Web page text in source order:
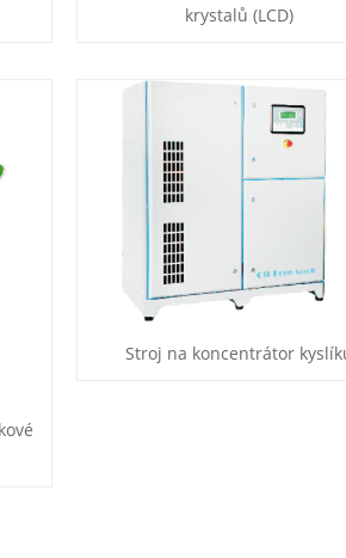
krystalů (LCD)
Stroj na koncentrátor